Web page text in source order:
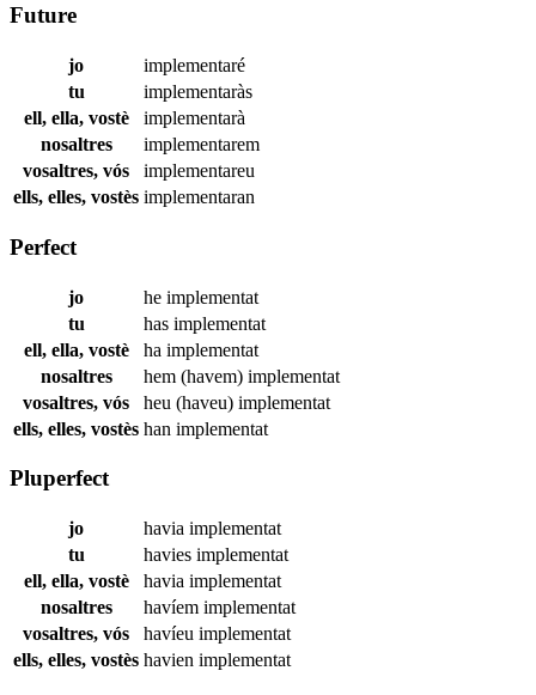
Future
jo
implementaré
tu
implementaràs
ell, ella, vostè
implementarà
nosaltres
implementarem
vosaltres, vós
implementareu
ells, elles, vostès implementaran
Perfect
jo he implementat
tu
has implementat
ell, ella, vostè
ha implementat
nosaltres
hem (havem) implementat
vosaltres, vós
heu (haveu) implementat
ells, elles, vostès han implementat
Pluperfect
jo havia implementat
tu
havies implementat
ell, ella, vostè
havia implementat
nosaltres
havíem implementat
vosaltres, vós
havíeu implementat
ells, elles, vostès havien implementat